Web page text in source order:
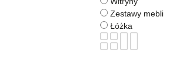
Zestawy mebli
Łóżka